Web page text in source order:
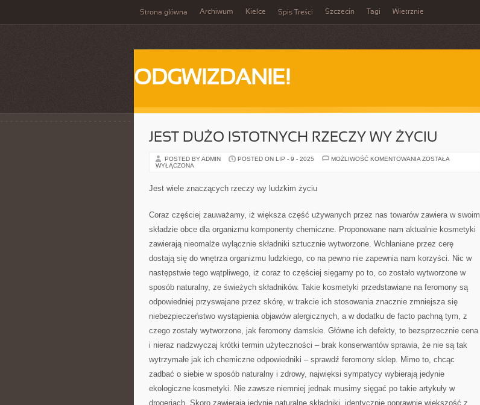
Strona główna Archiwum Kielce Spis Treści Szczecin Tagi Wietrznie
ODGWIZDANIE!
JEST DUŻO ISTOTNYCH RZECZY WY ŻYCIU
POSTED BY ADMIN POSTED ON LIP - 9 - 2025 MOŻLIWOŚĆ KOMENTOWANIA JEST
ZOSTAŁA
WYŁĄCZONA
Jest wiele znaczących rzeczy wy ludzkim życiu
Coraz częściej zauważamy, iż większa część używanych przez nas towarów zawiera w swoim
składzie obce dla organizmu komponenty chemiczne. Proponowane nam aktualnie kosmetyki
zawierają nieomalże wyłącznie składniki sztucznie wytworzone. Wchłaniane przez cerę
dostają się do wnętrza organizmu ludzkiego, co na pewno nie zapewnia nam korzyści. Nic w
następstwie tego wątpliwego, iż coraz to częściej sięgamy po to, co zostało wytworzone w
sposób naturalny, ze świeżych składników. Takie kosmetyki przedstawiane na feromony są
odpowiedniej przyswajane przez skórę, w trakcie ich stosowania znacznie zmniejsza się
niebezpieczeństwo wystąpienia objawów alergicznych, a w dodatku de facto pachną tym, z
czego zostały wytworzone, jak feromony damskie. Główne ich defekty, to bezsprzecznie cena
i nieraz nadzwyczaj krótki termin użyteczności – brak konserwantów sprawia, że nie są tak
wytrzymałe jak ich chemiczne odpowiedniki – sprawdź feromony sklep. Mimo to, chcąc
zadbać o siebie w sposób naturalny i zdrowy, najwięksi sympatycy wybierają jedynie
ekologiczne kosmetyki. Nie zawsze niemniej jednak musimy sięgać po takie artykuły w
drogeriach. Skoro zawierają jedynie naturalne składniki, identycznie poprawnie większość z